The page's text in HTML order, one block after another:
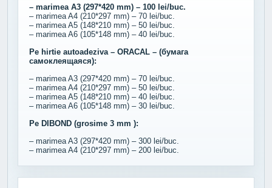
– marimea A3 (297*420 mm) – 100 lei/buc.
– marimea A4 (210*297 mm) – 70 lei/buc.
– marimea A5 (148*210 mm) – 50 lei/buc.
– marimea A6 (105*148 mm) – 40 lei/buc.
Pe hirtie autoadeziva – ORACAL – (бумага
самоклеящаяся):
– marimea A3 (297*420 mm) – 70 lei/buc.
– marimea A4 (210*297 mm) – 50 lei/buc.
– marimea A5 (148*210 mm) – 40 lei/buc.
– marimea A6 (105*148 mm) – 30 lei/buc.
Pe DIBOND (grosime 3 mm ):
– marimea A3 (297*420 mm) – 300 lei/buc.
– marimea A4 (210*297 mm) – 200 lei/buc.